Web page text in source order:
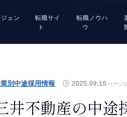
ェン
転職サイ
ト
転職ノウハ
ウ
ページ
別中途採用情報 2025.09.15
井不動産の中途